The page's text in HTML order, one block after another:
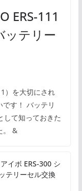
ERS-111
ッテリー
）を大切にされ
す！ バッテリ
して知っておきた
。 &
イボ ERS-300 シ
テリーセル交換